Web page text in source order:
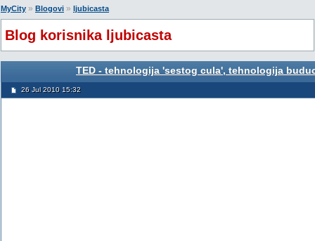
MyCity » Blogovi » ljubicasta
Blog korisnika ljubicasta
TED - tehnologija 'sestog cula', tehnologija
26 Jul 2010 15:32